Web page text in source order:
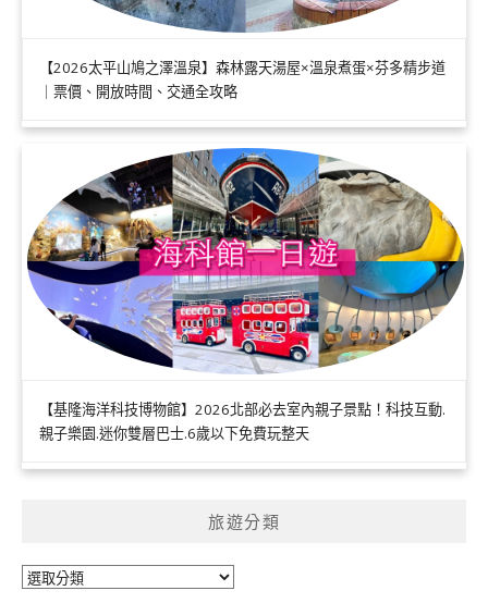
【2026太平山鳩之澤溫泉】森林露天湯屋×溫泉煮蛋×芬多精步道
｜票價、開放時間、交通全攻略
【基隆海洋科技博物館】2026北部必去室內親子景點！科技互動.
親子樂園.迷你雙層巴士.6歲以下免費玩整天
旅遊分類
旅